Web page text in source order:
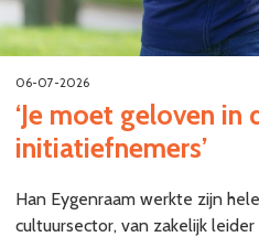
06-07-2026
‘Je moet geloven in
initiatiefnemers’
Han Eygenraam werkte zijn
cultuursector, van zakelijk